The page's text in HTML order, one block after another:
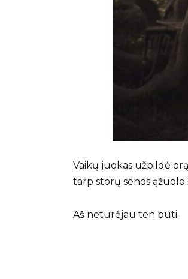
Vaikų juokas užpildė
tarp storų senos ąžuolo
Aš neturėjau ten būti.